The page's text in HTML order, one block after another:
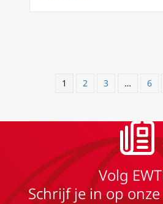
1 2 3 … 6
Volg
Schrijf je in op